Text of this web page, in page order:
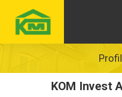
Profil
KOM Invest